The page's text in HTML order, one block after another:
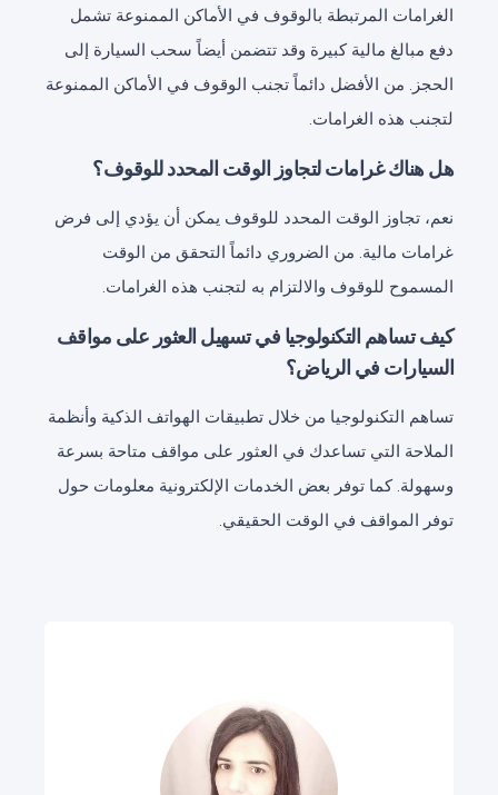
الغرامات المرتبطة بالوقوف في الأماكن الممنوعة تشمل
دفع مبالغ مالية كبيرة وقد تتضمن أيضاً سحب السيارة إلى
الحجز. من الأفضل دائماً تجنب الوقوف في الأماكن الممنوعة
لتجنب هذه الغرامات.
هل هناك غرامات لتجاوز الوقت المحدد للوقوف؟
نعم، تجاوز الوقت المحدد للوقوف يمكن أن يؤدي إلى فرض
غرامات مالية. من الضروري دائماً التحقق من الوقت
المسموح للوقوف والالتزام به لتجنب هذه الغرامات.
كيف تساهم التكنولوجيا في تسهيل العثور على مواقف
السيارات في الرياض؟
تساهم التكنولوجيا من خلال تطبيقات الهواتف الذكية وأنظمة
الملاحة التي تساعدك في العثور على مواقف متاحة بسرعة
وسهولة. كما توفر بعض الخدمات الإلكترونية معلومات حول
توفر المواقف في الوقت الحقيقي.